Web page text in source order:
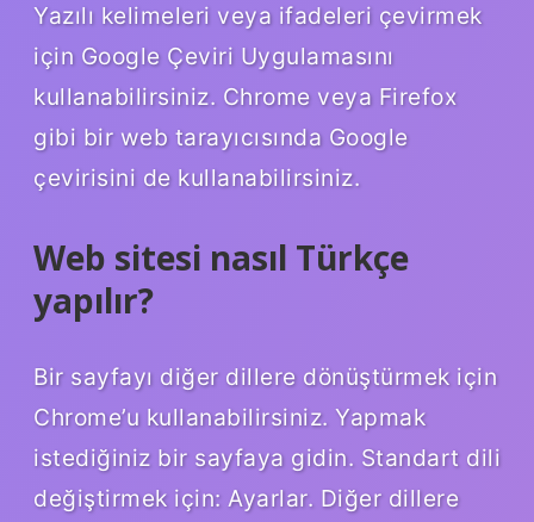
Yazılı kelimeleri veya ifadeleri çevirmek
için Google Çeviri Uygulamasını
kullanabilirsiniz. Chrome veya Firefox
gibi bir web tarayıcısında Google
çevirisini de kullanabilirsiniz.
Web sitesi nasıl Türkçe
yapılır?
Bir sayfayı diğer dillere dönüştürmek için
Chrome’u kullanabilirsiniz. Yapmak
istediğiniz bir sayfaya gidin. Standart dili
değiştirmek için: Ayarlar. Diğer dillere